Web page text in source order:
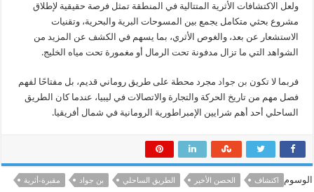
ولعل الاكتشافات الأثرية المتتالية في المنطقة تمثل فرصة حقيقية لإطلاق
مشروع بحثي متكامل يجمع بين المسوحات البرية والبحرية، وتقنيات
الاستشعار عن بعد، والغوص الأثري، بما يسهم في الكشف عن المزيد من
الشواهد التي ما تزال مدفونة تحت الرمال أو مغمورة تحت مياه الخليج.
فربما لا تكون بن جواد مجرد محطة على طريق روماني قديم، بل مفتاحًا لفهم
فصل مهم من تاريخ الحركة والتجارة والاتصالات في ليبيا، عندما كان الطريق
الساحلي أحد أهم شرايين الإمبراطورية الرومانية في شمال أفريقيا.
الوسوم اكتشاف الحصن الأخير الطريق الساحلي بن جواد مقبرة-أثرية